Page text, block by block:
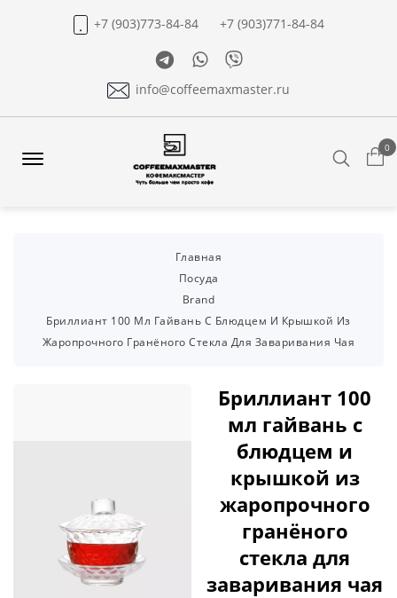
+7 (903)773-84-84
+7 (903)771-84-84
TelegramWhatsapp
Viber
info@coffeemaxmaster.ru
0
Главная
Посуда
Brand
Бриллиант 100 Мл Гайвань С Блюдцем И Крышкой Из
Жаропрочного Гранёного Стекла Для Заваривания Чая
Бриллиант 100
мл гайвань с
блюдцем и
крышкой из
жаропрочного
гранёного
стекла для
заваривания чая